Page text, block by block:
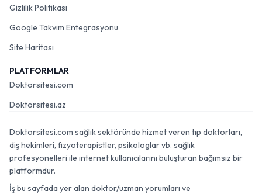
Gizlilik Politikası
Google Takvim Entegrasyonu
Site Haritası
PLATFORMLAR
Doktorsitesi.com
Doktorsitesi.az
Doktorsitesi.com sağlık sektöründe hizmet veren tıp doktorları,
diş hekimleri, fizyoterapistler, psikologlar vb. sağlık
profesyonelleri ile internet kullanıcılarını buluşturan bağımsız bir
platformdur.
İş bu sayfada yer alan doktor/uzman yorumları ve